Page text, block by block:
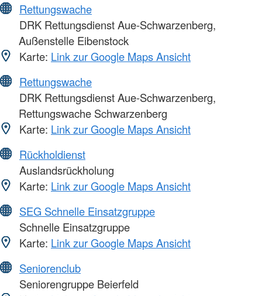
Rettungswache
DRK Rettungsdienst Aue-Schwarzenberg,
Außenstelle Eibenstock
Karte: Link zur Google Maps Ansicht
Rettungswache
DRK Rettungsdienst Aue-Schwarzenberg,
Rettungswache Schwarzenberg
Karte: Link zur Google Maps Ansicht
Rückholdienst
Auslandsrückholung
Karte: Link zur Google Maps Ansicht
SEG Schnelle Einsatzgruppe
Schnelle Einsatzgruppe
Karte: Link zur Google Maps Ansicht
Seniorenclub
Seniorengruppe Beierfeld